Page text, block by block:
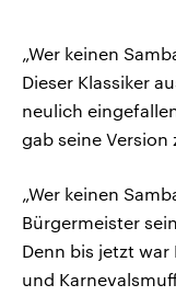
„Wer keinen
Dieser Klassiker
neulich
gab seine Version
„Wer keinen
Bürgermeister
Denn bis jetzt war
und